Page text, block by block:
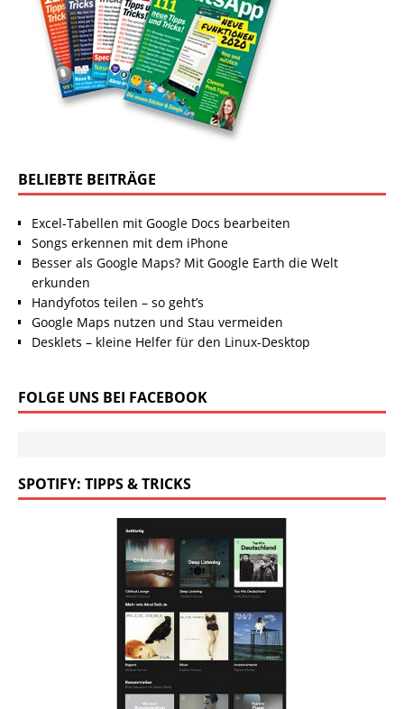
BELIEBTE BEITRÄGE
Excel-Tabellen mit Google Docs bearbeiten
Songs erkennen mit dem iPhone
Besser als Google Maps? Mit Google Earth die Welt
erkunden
Handyfotos teilen – so geht’s
Google Maps nutzen und Stau vermeiden
Desklets – kleine Helfer für den Linux-Desktop
FOLGE UNS BEI FACEBOOK
SPOTIFY: TIPPS & TRICKS